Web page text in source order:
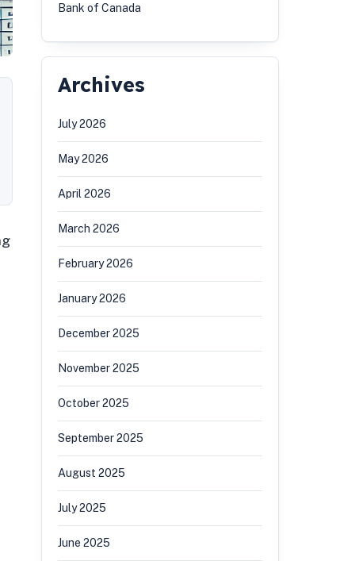
Bank of Canada
Archives
July 2026
May 2026
April 2026
March 2026
February 2026
January 2026
December 2025
November 2025
October 2025
September 2025
August 2025
July 2025
June 2025